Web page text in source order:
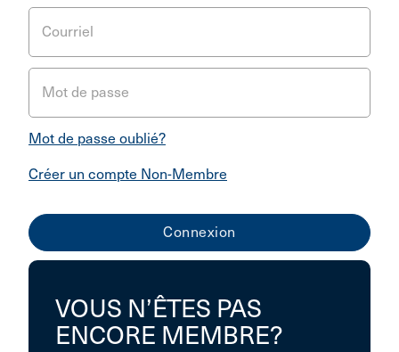
Courriel
Mot de passe
Mot de passe oublié?
Créer un compte Non-Membre
VOUS N’ÊTES PAS
ENCORE MEMBRE?